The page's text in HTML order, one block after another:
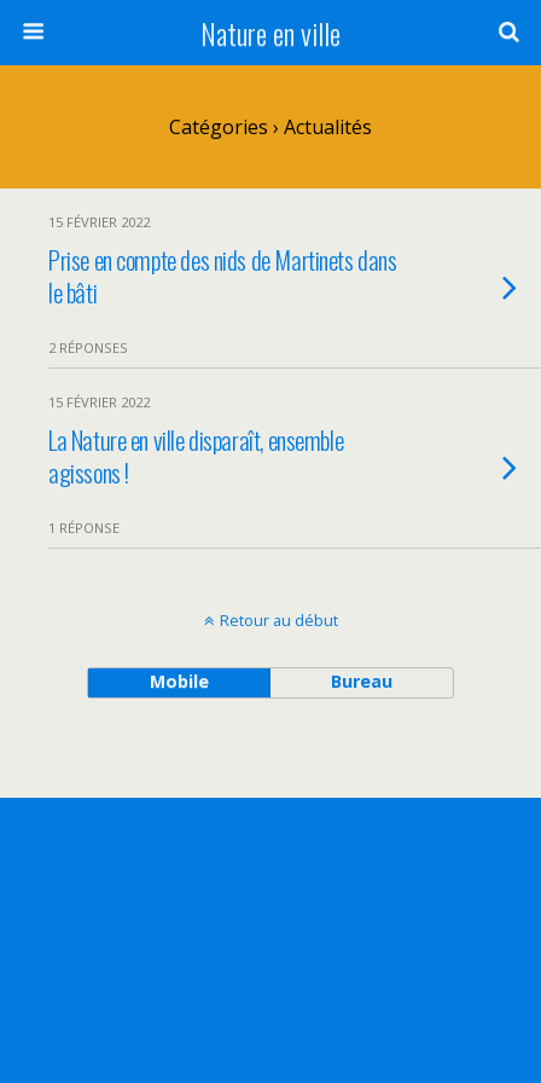
Nature en ville
Catégories › Actualités
15 FÉVRIER 2022
Prise en compte des nids de Martinets dans
le bâti
2 RÉPONSES
15 FÉVRIER 2022
La Nature en ville disparaît, ensemble
agissons !
1 RÉPONSE
Retour au début
Mobile Bureau